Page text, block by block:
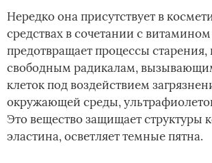
Нередко она присутствует в
средствах в сочетании с
предотвращает процессы старения,
свободным радикалам,
клеток под воздействием
окружающей среды,
Это вещество защищает структуры
эластина, осветляет темные пятна.